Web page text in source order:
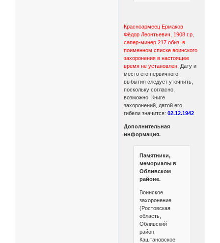
Красноармеец Ермаков
Фёдор Леонтьевич, 1908 г.р,
сапер-минер 217 обиз, в
поименном списке воинского
захоронения в настоящее
время не установлен. Дату и
место его первичного
выбытия следует уточнить,
поскольку согласно,
возможно, Книге
захоронений, датой его
гибели значится:02.12.1942
Дополнительная
информация.
Памятники,
мемориалы в
Обливском
районе.
Воинское
захоронение
(Ростовская
область,
Обливский
район,
Каштановское